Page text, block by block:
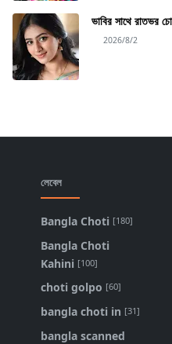
ভাবির সাথে
2026/8/2
লেবেল
Bangla Choti [180]
Bangla Choti
Kahini [100]
choti golpo [60]
bangla choti in [31]
bangla scanned